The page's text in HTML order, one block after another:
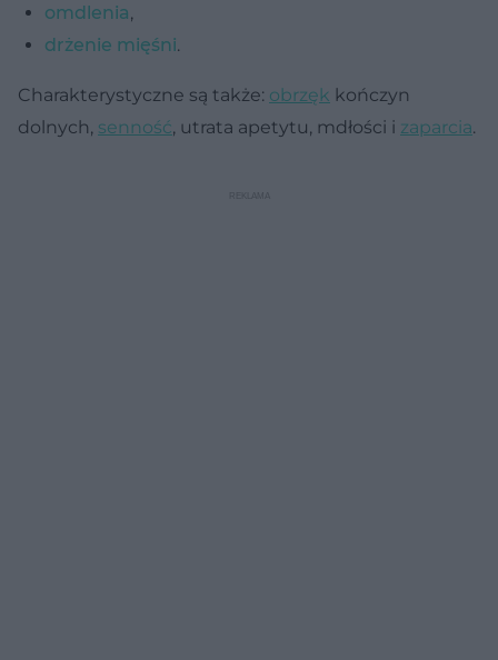
omdlenia,
drżenie mięśni.
Charakterystyczne są także: obrzęk kończyn
dolnych, senność, utrata apetytu, mdłości i zaparcia.